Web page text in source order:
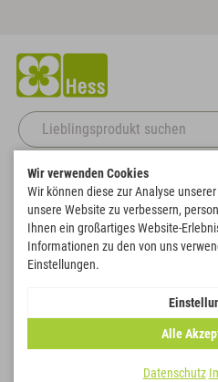
Startseite Korbwaren
Zurück zur Artikelübersicht
SALE
Wir verwenden Cookies
Wir können diese zur Analyse
unsere Website zu verbessern,
Ihnen ein großartiges Website-
Informationen zu den von uns
Einstellungen.
Alle
Datenschutz